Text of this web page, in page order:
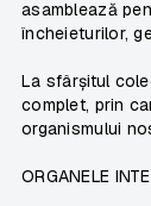
asamblează
încheieturilor,
La sfârșitul
complet, prin
organismului
ORGANELE